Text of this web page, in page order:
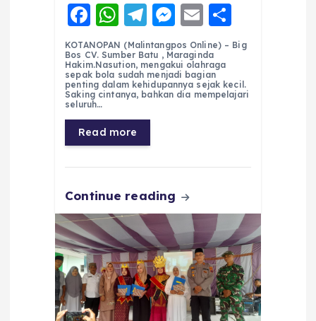
F
a
c
e
b
o
o
k
W
h
a
ts
A
p
p
T
el
e
g
r
a
m
M
e
ss
e
n
E
m
ai
l
h
re
KOTANOPAN (Malintangpos Online) – Big
Bos CV. Sumber Batu , Maraginda
Hakim.Nasution, mengakui olahraga
sepak bola sudah menjadi bagian
penting dalam kehidupannya sejak kecil.
Saking cintanya, bahkan dia mempelajari
seluruh…
Read more
Continue reading